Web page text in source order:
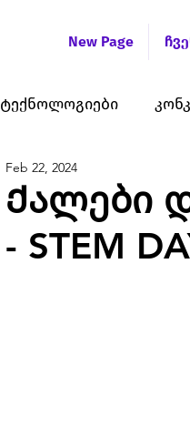
New Page
ტექნოლოგიები
Ქალები
- STEM
Feb 22, 2024